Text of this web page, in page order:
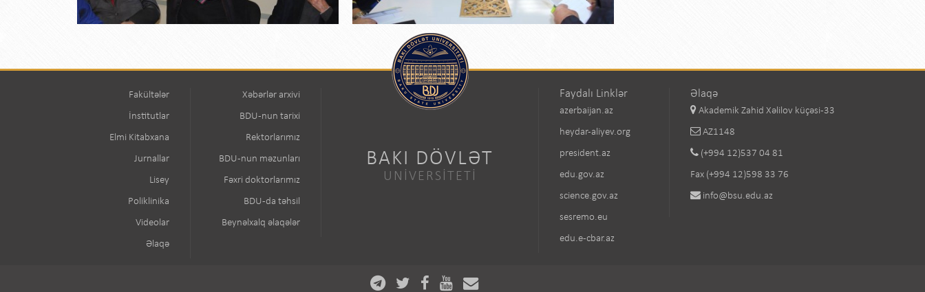
Fakültələr
İnstitutlar
Elmi Kitabxana
Jurnallar
Lisey
Poliklinika
Videolar
Əlaqə
Xəbərlər arxivi
BDU-nun tarixi
Rektorlarımız
BDU-nun məzunları
Fəxri doktorlarımız
BDU-da təhsil
Beynəlxalq əlaqələr
BAKI DÖVLƏT
UNİVERSİTETİ
Faydalı Linklər
azerbaijan.az
heydar-aliyev.org
president.az
edu.gov.az
science.gov.az
sesremo.eu
edu.e-cbar.az
Əlaqə
Akademik Zahid Xəlilov küçəsi-33
AZ1148
(+994 12)537 04 81
Fax (+994 12)598 33 76
info@bsu.edu.az